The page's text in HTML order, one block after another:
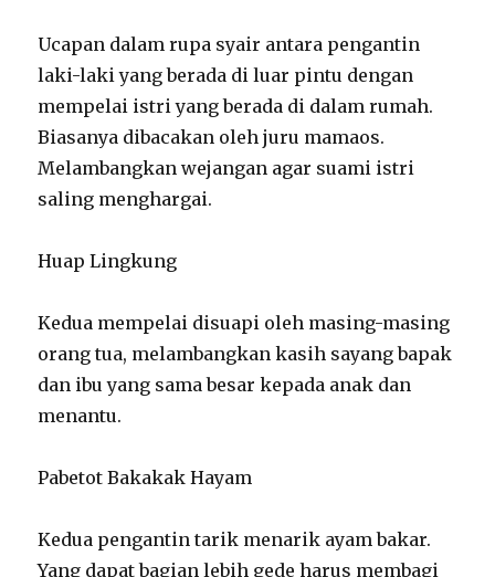
Ucapan dalam rupa syair antara pengantin
laki-laki yang berada di luar pintu dengan
mempelai istri yang berada di dalam rumah.
Biasanya dibacakan oleh juru mamaos.
Melambangkan wejangan agar suami istri
saling menghargai.
Huap Lingkung
Kedua mempelai disuapi oleh masing-masing
orang tua, melambangkan kasih sayang bapak
dan ibu yang sama besar kepada anak dan
menantu.
Pabetot Bakakak Hayam
Kedua pengantin tarik menarik ayam bakar.
Yang dapat bagian lebih gede harus membagi